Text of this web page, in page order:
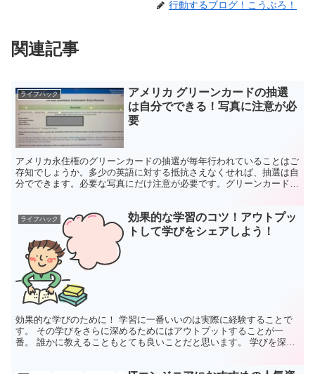
行動するブログ！こうぶろ！
関連記事
ライフハック
アメリカ グリーンカードの抽選
は自分でできる！写真に注意が必
要
アメリカ永住権のグリーンカードの抽選が毎年行われていることはご
存知でしょうか。多少の英語に対する抵抗さえなくせれば、抽選は自
分でできます。必要な写真にだけ注意が必要です。グリーンカードで
ライフハック
効果的な学習のコツ！アウトプッ
トして学びをシェアしよう！
効果的な学びのために！ 学習に一番いいのは実際に経験することで
す。 その学びをさらに深めるためにはアウトプットすることが一
番。 誰かに教えることもとても良いことだと思います。 学びを深め